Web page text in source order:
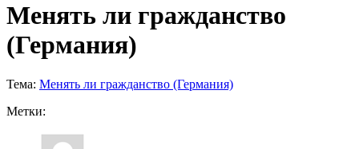
Менять ли гражданство
(Германия)
Тема: Менять ли гражданство (Германия)
Метки: